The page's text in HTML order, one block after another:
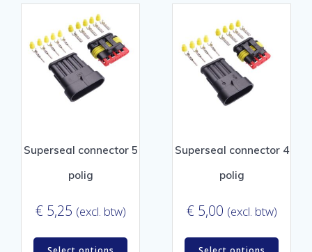
Superseal connector 5
polig
€ 5,25 (excl. btw)
Superseal connector 4
polig
€ 5,00 (excl. btw)